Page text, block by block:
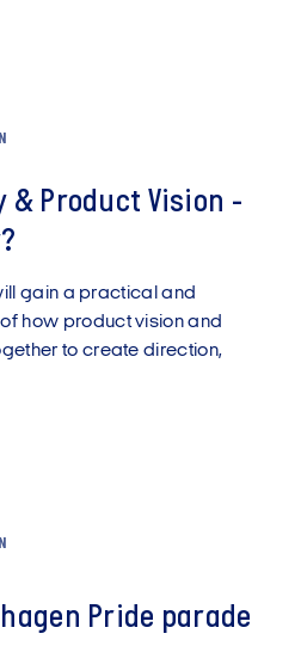
& Product Vision -
gain a practical and
how product vision and
to create direction,
Pride parade